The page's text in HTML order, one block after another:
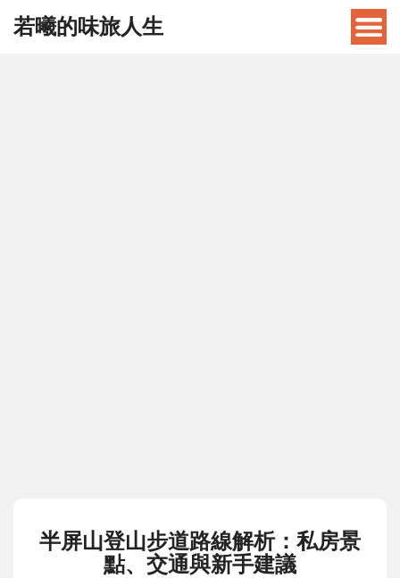
若曦的味旅人生
半屏山登山步道路線解析：私房景
點、交通與新手建議